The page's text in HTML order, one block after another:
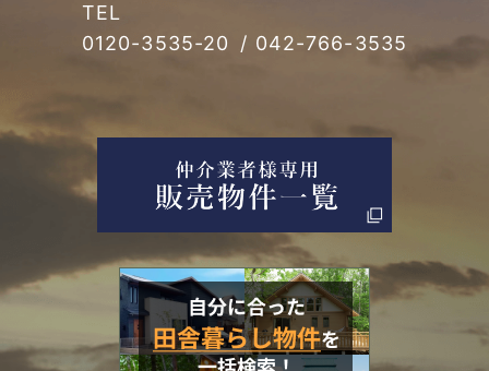
TEL
0120-3535-20
/ 042-766-3535